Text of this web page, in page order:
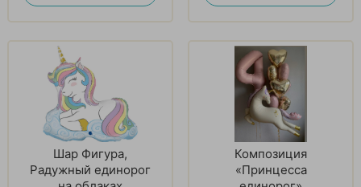
Шар Фигура,
Радужный единорог
Композиция
«Принцесса